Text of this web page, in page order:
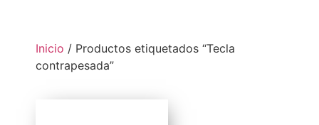
Inicio / Productos etiquetados “Tecla
contrapesada”